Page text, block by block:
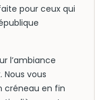
pour ceux qui
l’ambiance
vous
créneau en fin